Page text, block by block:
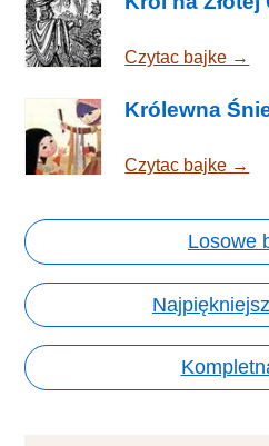
Czytac bajke →
Królewna
Czytac bajke →
Losowe